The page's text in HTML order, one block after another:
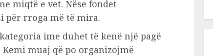
miqtë e vet. Nëse fondet
për rroga më të mira.
ime duhet të kenë një pagë
muaj që po organizojmë